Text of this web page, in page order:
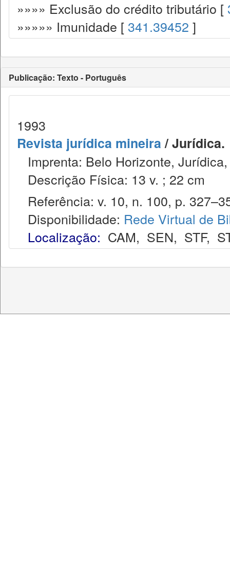
»»»» Exclusão do crédito tributário [
»»»»» Imunidade [ 341.39452 ]
Publicação: Texto - Português
1993
Revista jurídica mineira/ Jurídica.
Imprenta: Belo Horizonte,
Descrição Física: 13 v. ; 22 cm
Referência: v. 10, n. 100, p.
Disponibilidade: Rede Virtual de
Localização: CAM, SEN, STF,